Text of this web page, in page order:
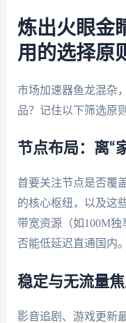
炼出火眼金
用的选择原
市场加速器鱼龙混杂
品？记住以下筛选原
节点布局：离“
首要关注节点是否覆
的核心枢纽，以及这
带宽资源（如100M
否能低延迟直通国内。
稳定与无流量
影音追剧、游戏更新